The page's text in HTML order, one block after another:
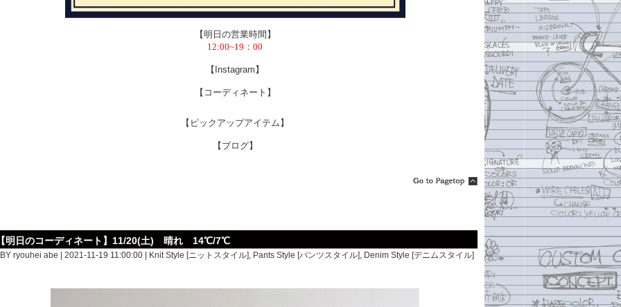
【明日の営業時間】
12:00~19：00
【Instagram】
【コーディネート】
【ピックアップアイテム】
【ブログ】
【明日のコーディネート】11/20(土) 晴れ 14℃/7℃
BY ryouhei abe | 2021-11-19 11:00:00 | Knit Style [ニットスタイル] Pants Style [パンツスタイル] Denim Style [デニムスタイル]